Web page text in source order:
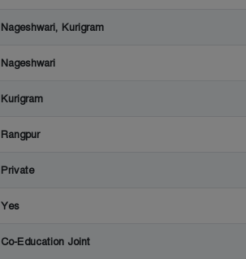
Nageshwari, Kurigram
Nageshwari
Kurigram
Rangpur
Private
Yes
Co-Education Joint